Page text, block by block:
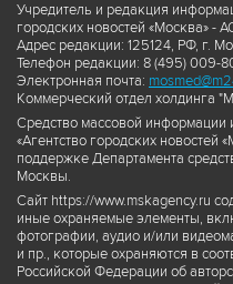
Учредитель и редакция
городских новостей «Москва» -
Адрес редакции: 125124, РФ, г.
Телефон редакции: 8 (495) 009-
Электронная почта:
Коммерческий отдел холдинга
Средство массовой информации
«Агентство городских новостей
поддержке Департамента
Москвы.
Сайт https://www.mskagency.ru
иные охраняемые элементы,
фотографии, аудио и/или
и пр., которые охраняются в
Российской Федерации об